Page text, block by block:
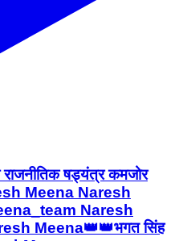
षड्यंत्र कमजोर
Meena Naresh
Naresh
Meena👑👑भगत सिंह